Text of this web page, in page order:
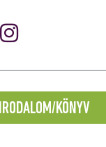
IRODALOM/KÖNYV